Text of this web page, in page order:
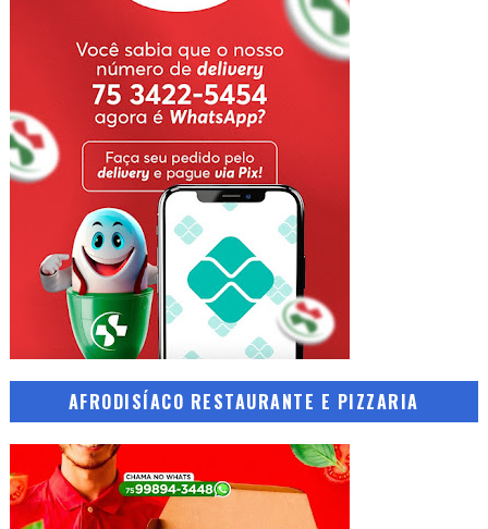
AFRODISÍACO RESTAURANTE E PIZZARIA